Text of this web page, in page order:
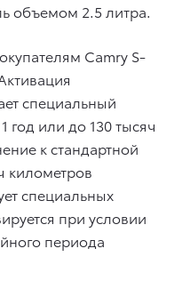
объемом 2.5 литра.
Camry S-
специальный
год или до 130 тысяч
к стандартной
километров
специальных
при условии
периода